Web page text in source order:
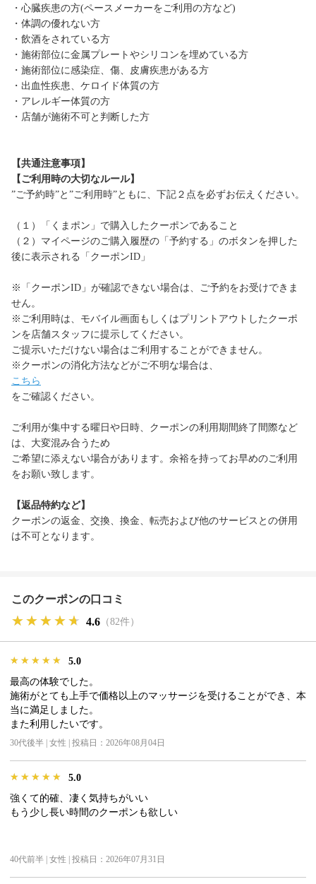
・心臓疾患の方(ペースメーカーをご利用の方など)
・体調の優れない方
・飲酒をされている方
・施術部位に金属プレートやシリコンを埋めている方
・施術部位に感染症、傷、皮膚疾患がある方
・出血性疾患、ケロイド体質の方
・アレルギー体質の方
・店舗が施術不可と判断した方
【共通注意事項】
【ご利用時の大切なルール】
”ご予約時”と”ご利用時”ともに、下記２点を必ずお伝えください。
（１）「くまポン」で購入したクーポンであること
（２）マイページのご購入履歴の「予約する」のボタンを押した
後に表示される「クーポンID」
※「クーポンID」が確認できない場合は、ご予約をお受けできま
せん。
※ご利用時は、モバイル画面もしくはプリントアウトしたクーポ
ンを店舗スタッフに提示してください。
ご提示いただけない場合はご利用することができません。
※クーポンの消化方法などがご不明な場合は、
こちら
をご確認ください。
ご利用が集中する曜日や日時、クーポンの利用期間終了間際など
は、大変混み合うため
ご希望に添えない場合があります。余裕を持ってお早めのご利用
をお願い致します。
【返品特約など】
クーポンの返金、交換、換金、転売および他のサービスとの併用
は不可となります。
このクーポンの口コミ
★★★★★
★★★★★
★★★★★ 4.6 （82件）
★★★★★
★★★★★
★★★★★
5.0
最高の体験でした。
施術がとても上手で価格以上のマッサージを受けることができ、本
当に満足しました。
また利用したいです。
30代後半 | 女性 | 投稿日：2026年08月04日
★★★★★
★★★★★
★★★★★
5.0
強くて的確、凄く気持ちがいい
もう少し長い時間のクーポンも欲しい
40代前半 | 女性 | 投稿日：2026年07月31日